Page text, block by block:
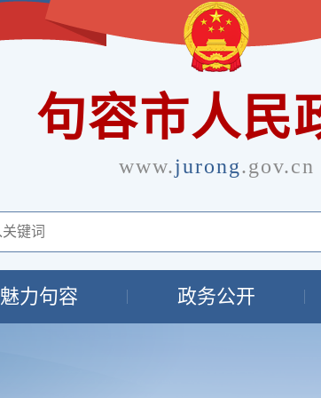
句容市人民
www.jurong.gov.cn
魅力句容 政务公开